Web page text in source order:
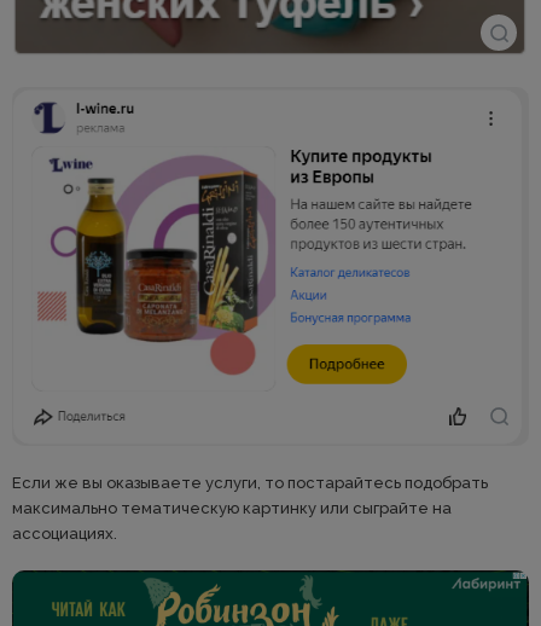
Если же вы оказываете услуги, то постарайтесь подобрать
максимально тематическую картинку или сыграйте на
ассоциациях.